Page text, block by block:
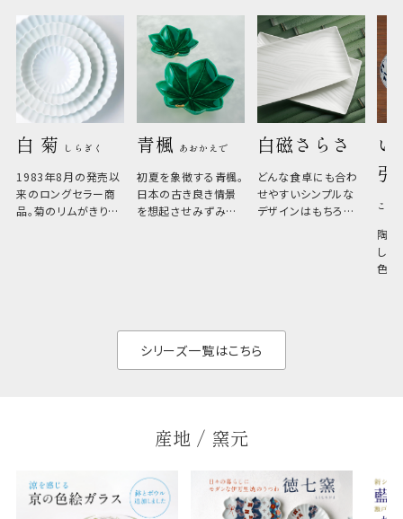
白 菊 しらぎく
1983年8月の発売以
来のロングセラー商
品。菊のリムがきりっ
青楓 あおかえで
初夏を象徴する青楓。
日本の古き良き情景
を想起させみずみず
白磁さらさ
どんな食卓にも合わ
せやすいシンプルな
デザインはもちろん、
い
こひ
陶器
しい
色の
シリーズ一覧はこちら
産地 / 窯元